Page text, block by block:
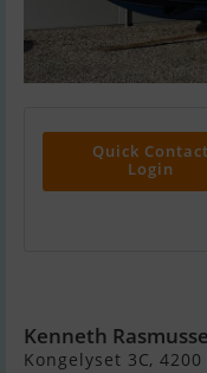
Quick Contact
Login
Kenneth
Kongelyset 3C,